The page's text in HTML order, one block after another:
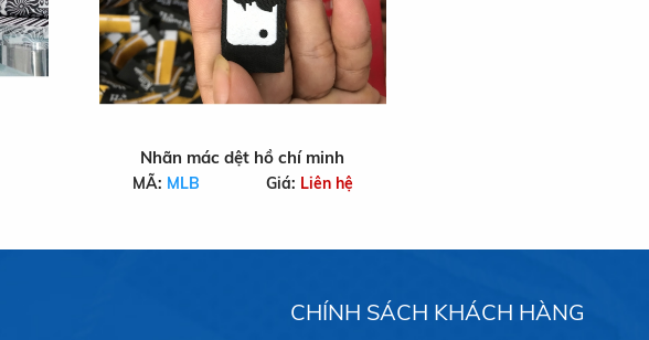
Nhãn mác dệt hồ chí minh
MÃ: MLB Giá: Liên hệ
CHÍNH SÁCH KHÁCH HÀNG